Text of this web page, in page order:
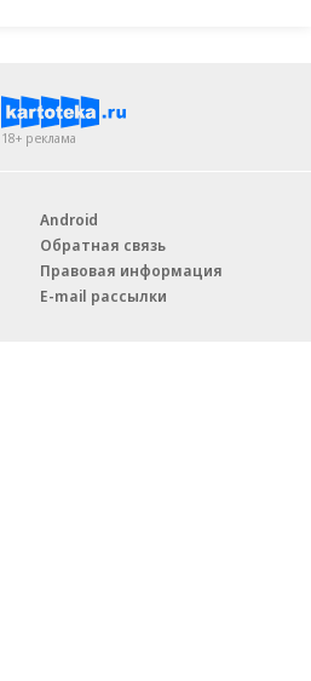
18+ реклама
Android
Обратная связь
Правовая информация
E-mail рассылки